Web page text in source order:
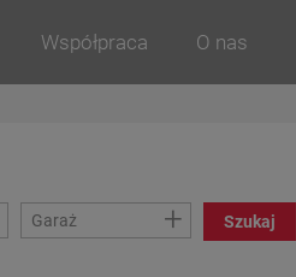
Współpraca O nas
Garaż + Szukaj